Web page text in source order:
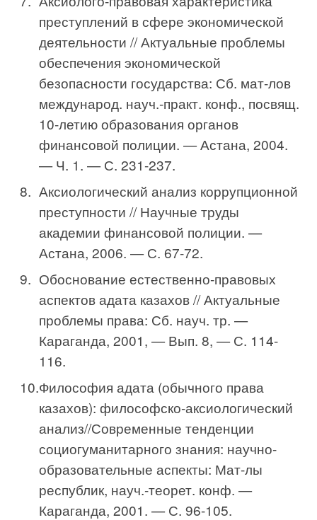
преступлений в сфере экономической
деятельности // Актуальные проблемы
обеспече­ния экономической
безопасности государства: Сб. мат-лов
международ. науч.-практ. конф., посвящ.
10-летию образования органов
финансовой полиции. — Астана, 2004.
— Ч. 1. — С. 231-237.
Аксиологический анализ коррупционной
преступ­ности // Научные труды
академии финансовой полиции. —
Астана, 2006. — С. 67-72.
Обоснование естественно-правовых
аспектов ада­та казахов // Актуальные
проблемы права: Сб. науч. тр. —
Караганда, 2001, — Вып. 8, — С. 114-
116.
Философия адата (обычного права
казахов): философско-аксиологический
анализ//Современные тенденции
социогуманитарного знания: научно-
образовательные аспекты: Мат-лы
республик, на­уч.-теорет. конф. —
Караганда, 2001. — С. 96-105.